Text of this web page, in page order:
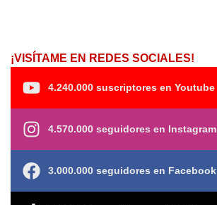
¡VISÍTAME EN REDES SOCIALES!
4.240.000 suscriptores en Youtube
4.570.000 seguidores en Instagram
3.000.000 seguidores en Facebook